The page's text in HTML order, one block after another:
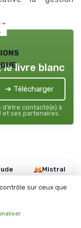
livre blanc
➔ Télécharger
contacté(e) à
et ses partenaires.
Mistral
de
sur ceux que